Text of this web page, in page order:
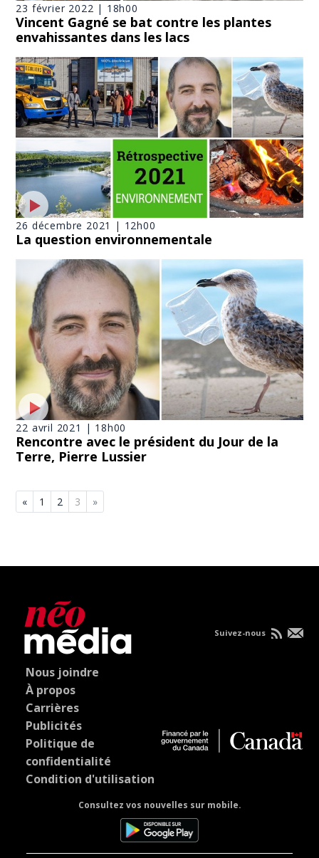
23 février 2022 | 18h00
Vincent Gagné se bat contre les plantes
envahissantes dans les lacs
26 décembre 2021 | 12h00
La question environnementale
22 avril 2021 | 18h00
Rencontre avec le président du Jour de la
Terre, Pierre Lussier
« 1 2 3 »
Nous joindre
À propos
Carrières
Publicités
Politique de
confidentialité
Condition d'utilisation
Consultez vos nouvelles sur mobile.
Suivez-nous